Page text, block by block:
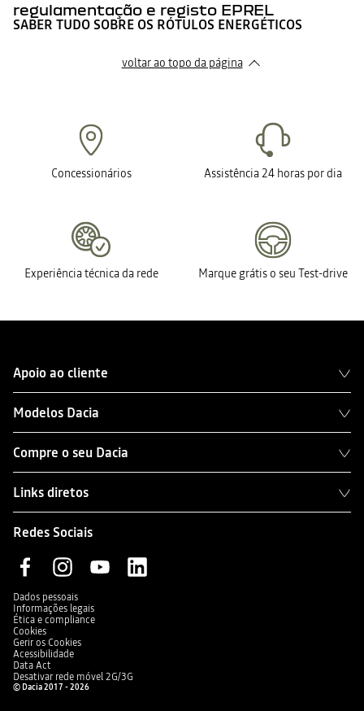
regulamentação e registo EPREL
SABER TUDO SOBRE OS RÓTULOS ENERGÉTICOS
voltar ao topo da página
Concessionários Assistência 24 horas por dia
Experiência técnica da rede Marque grátis o seu Test-drive
Apoio ao cliente
Modelos Dacia
Compre o seu Dacia
Links diretos
Redes Sociais
Dados pessoais
Informações legais
Ética e compliance
Cookies
Gerir os Cookies
Acessibilidade
Data Act
Desativar rede móvel 2G/3G
© Dacia 2017 - 2026